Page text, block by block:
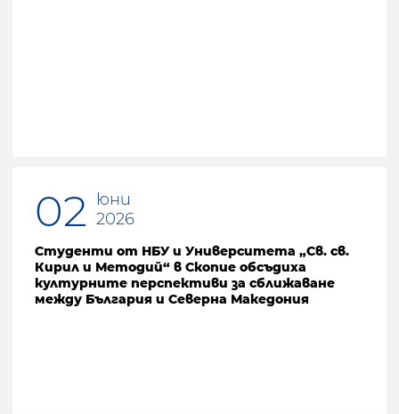
02
юни
2026
Студенти от НБУ и Университета „Св. св.
Кирил и Методий“ в Скопие обсъдиха
културните перспективи за сближаване
между България и Северна Македония